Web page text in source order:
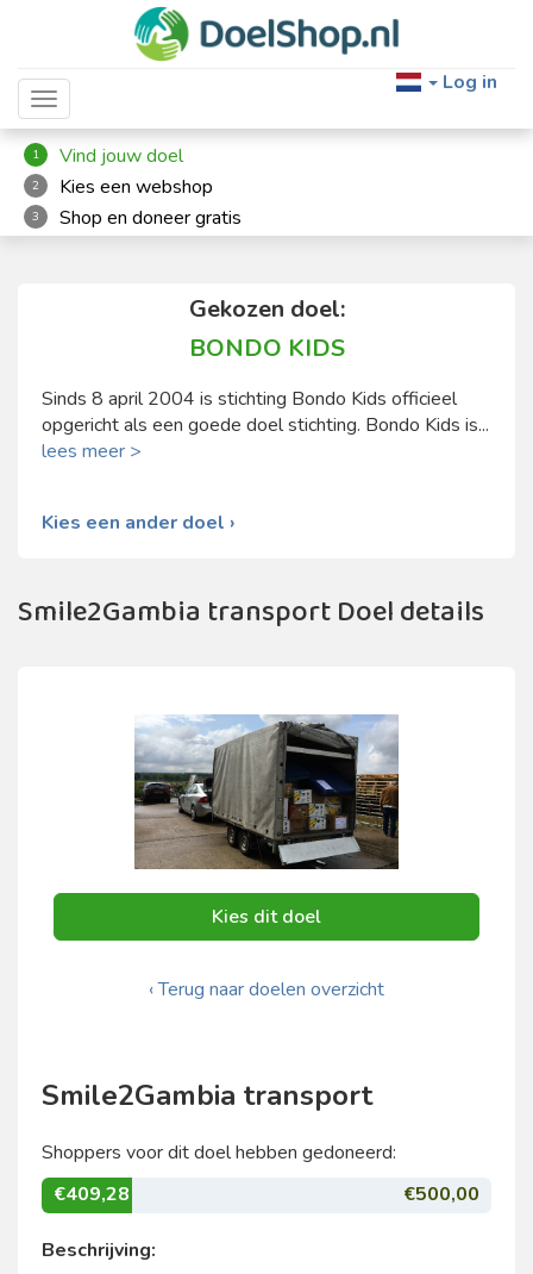
Toggle navigation
Log in
1 Vind jouw doel
2 Kies een webshop
3 Shop en doneer gratis
Gekozen doel:
BONDO KIDS
Sinds 8 april 2004 is stichting Bondo Kids officieel
opgericht als een goede doel stichting. Bondo Kids is...
lees meer >
Kies een ander doel ›
Smile2Gambia transport Doel details
Kies dit doel
‹ Terug naar doelen overzicht
Smile2Gambia transport
Shoppers voor dit doel hebben gedoneerd:
€409,28
€500,00
Beschrijving: